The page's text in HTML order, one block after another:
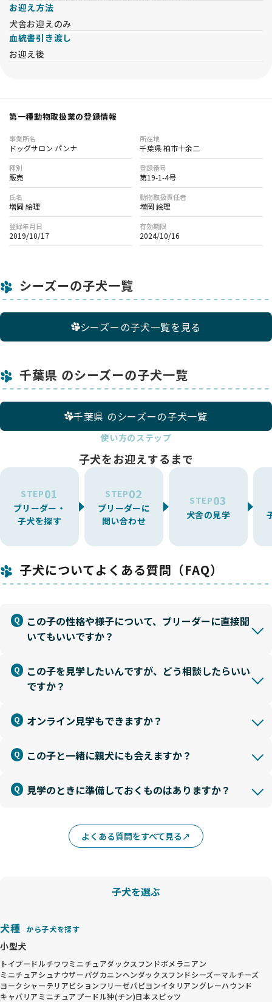
お迎え方法
犬舎お迎えのみ
血統書引き渡し
お迎え後
第一種動物取扱業の登録情報
事業所名
ドッグサロン パンナ
所在地
千葉県 柏市十余二
種別
販売
登録番号
第19-1-4号
氏名
増岡 絵理
動物取扱責任者
増岡 絵理
登録年月日
2019/10/17
有効期限
2024/10/16
シーズーの子犬一覧
シーズーの子犬一覧を見る
千葉県 のシーズーの子犬一覧
千葉県 のシーズーの子犬一覧
使い方のステップ
子犬をお迎えするまで
STEP01
ブリーダー・
子犬を探す
STEP02
ブリーダーに
問い合わせ
STEP03
犬舎の見学
子犬についてよくある質問（FAQ）
この子の性格や様子について、ブリーダーに直接聞
いてもいいですか？
この子を見学したいんですが、どう相談したらいい
ですか？
オンライン見学もできますか？
この子と一緒に親犬にも会えますか？
見学のときに準備しておくものはありますか？
よくある質問をすべて見る
子犬を選ぶ
犬種 から子犬を探す
小型犬
トイプードルチワワミニチュアダックスフンドポメラニアン
ミニチュアシュナウザーパグカニンヘンダックスフンドシーズーマルチーズ
ヨークシャーテリアビションフリーゼパピヨンイタリアングレーハウンド
キャバリア ミニチュアプードル狆(チン)日本スピッツ